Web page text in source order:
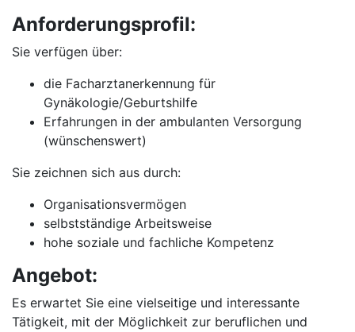
Anforderungsprofil:
Sie verfügen über:
die Facharztanerkennung für
Gynäkologie/Geburtshilfe
Erfahrungen in der ambulanten Versorgung
(wünschenswert)
Sie zeichnen sich aus durch:
Organisationsvermögen
selbstständige Arbeitsweise
hohe soziale und fachliche Kompetenz
Angebot:
Es erwartet Sie eine vielseitige und interessante
Tätigkeit, mit der Möglichkeit zur beruflichen und